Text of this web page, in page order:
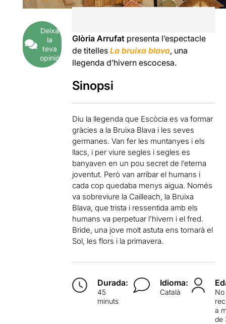
Deixa
la
teva
opinió
Glòria Arrufat presenta l’espectacle
de titelles La bruixa blava, una
llegenda d’hivern escocesa.
Sinopsi
Diu la llegenda que Escòcia es va formar
gràcies a la Bruixa Blava i les seves
germanes. Van fer les muntanyes i els
llacs, i per viure segles i segles es
banyaven en un pou secret de l’eterna
joventut. Però van arribar el humans i
cada cop quedaba menys aigua. Només
va sobreviure la Cailleach, la Bruixa
Blava, que trista i ressentida amb els
humans va perpetuar l’hivern i el fred.
Bride, una jove molt astuta ens tornarà el
Sol, les flors i la primavera.
Durada:
45
minuts
Idioma:
Català
No
a
de